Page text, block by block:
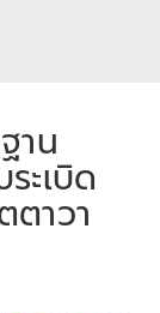
าน
ะเบิด
าวา